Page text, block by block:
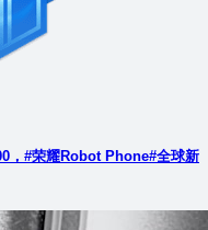
，#荣耀Robot Phone#全球新